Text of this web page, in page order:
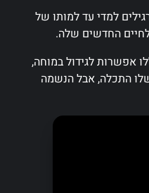
למדי עד למותו של
אפשרות לגידול במוחה,
התכלה, אבל הנשמה